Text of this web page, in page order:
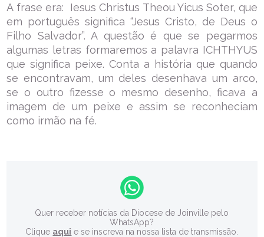
A frase era: Iesus Christus Theou Yicus Soter, que
em português significa “Jesus Cristo, de Deus o
Filho Salvador”. A questão é que se pegarmos
algumas letras formaremos a palavra ICHTHYUS
que significa peixe. Conta a história que quando
se encontravam, um deles desenhava um arco,
se o outro fizesse o mesmo desenho, ficava a
imagem de um peixe e assim se reconheciam
como irmão na fé.
Quer receber notícias da Diocese de Joinville pelo
WhatsApp?
Clique aqui e se inscreva na nossa lista de transmissão.